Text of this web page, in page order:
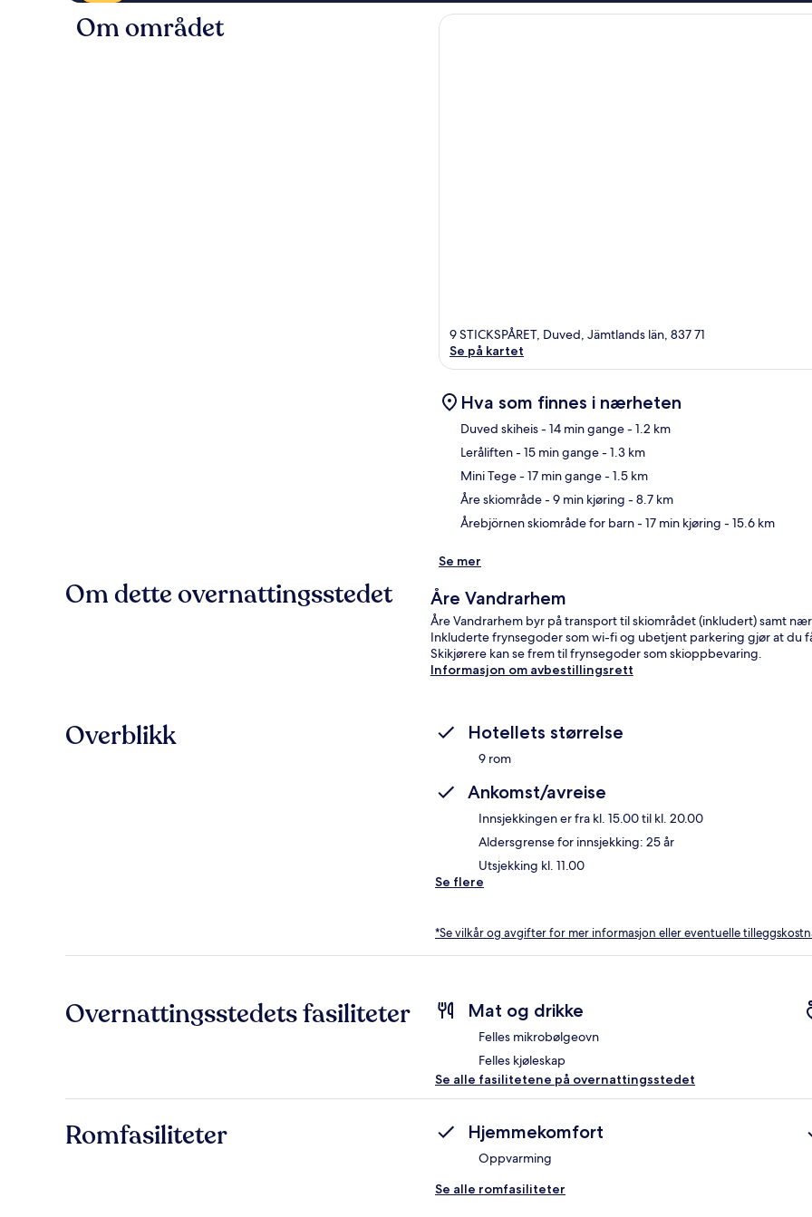
Om området
9 STICKSPÅRET, Duved, Jämtlands län, 837 71
Se på kartet
Hva som finnes i nærheten
Duved skiheis- 14 min gange- 1.2 km
Leråliften- 15 min gange- 1.3 km
Mini Tege- 17 min gange- 1.5 km
Åre skiområde- 9 min kjøring - 8.7 km
Årebjörnen skiområde for barn- 17 min kjøring - 15.6 km
Se mer
Om dette overnattingsstedet Åre Vandrarhem
Åre Vandrarhem byr på transport til skiområdet (inkludert) samt
Inkluderte frynsegoder som wi-fi og ubetjent parkering gjør at du
Skikjørere kan se frem til frynsegoder som skioppbevaring.
Informasjon om avbestillingsrett
Overblikk Hotellets størrelse
9 rom
Ankomst/avreise
Innsjekkingen er fra kl. 15.00 til kl. 20.00
Aldersgrense for innsjekking: 25 år
Utsjekking kl. 11.00
Se flere
*Se vilkår og avgifter for mer informasjon eller eventuelle
Overnattingsstedets fasiliteter Mat og drikke
Felles mikrobølgeovn
Felles kjøleskap
Se alle fasilitetene på overnattingsstedet
Romfasiliteter Hjemmekomfort
Oppvarming
Se alle romfasiliteter